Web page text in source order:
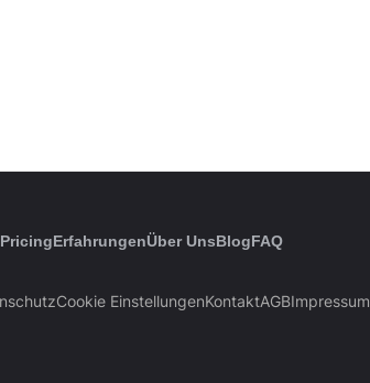
PricingErfahrungenÜber UnsBlogFAQ
Cookie EinstellungenKontaktAGBImpressum